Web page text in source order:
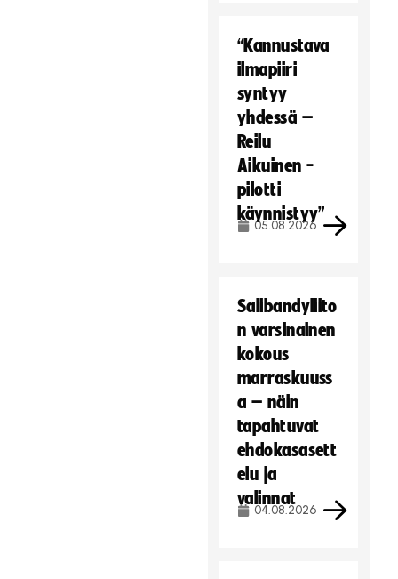
“Kannustava
ilmapiiri
syntyy
yhdessä –
Reilu
Aikuinen -
pilotti
käynnistyy”
05.08.2026
Salibandyliito
n varsinainen
kokous
marraskuuss
a – näin
tapahtuvat
ehdokasasett
elu ja
valinnat
04.08.2026